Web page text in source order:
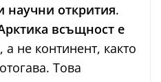
научни открития.
всъщност е
, а не континент, както
Това